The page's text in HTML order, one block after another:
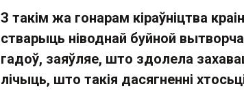
З такім жа гонарам кіраўніцтва
стварыць ніводнай буйной
гадоў, заяўляе, што здолела
лічыць, што такія дасягненні